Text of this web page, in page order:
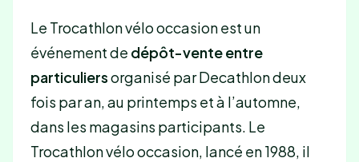
Le Trocathlon vélo occasion est un
événement de dépôt-vente entre
particuliersorganisé par Decathlon deux
fois par an, au printemps et à l’automne,
dans les magasins participants. Le
Trocathlon vélo occasion, lancé en 1988, il